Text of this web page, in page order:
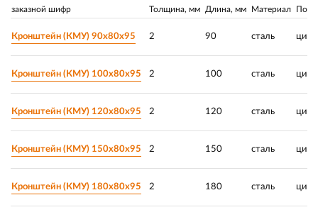
заказной шифр Толщина, мм Длина, мм Материал
Кронштейн (КМУ) 90х80х95 2 90 сталь цинк
Кронштейн (КМУ) 100х80х95 2 100 сталь цинк
Кронштейн (КМУ) 120х80х95 2 120 сталь цинк
Кронштейн (КМУ) 150х80х95 2 150 сталь цинк
Кронштейн (КМУ) 180х80х95 2 180 сталь цинк